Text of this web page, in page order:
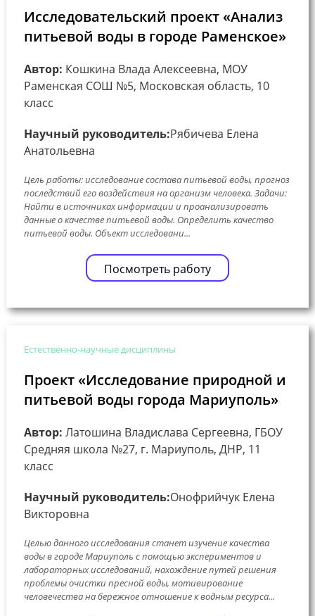
Исследовательский проект «Анализ
питьевой воды в городе Раменское»
Автор: Кошкина Влада Алексеевна, МОУ
Раменская СОШ №5, Московская область, 10
класс
Научный руководитель:Рябичева Елена
Анатольевна
Цель работы: исследование состава питьевой воды, прогноз
последствий его воздействия на организм человека. Задачи:
Найти в источниках информации и проанализировать
данные о качестве питьевой воды. Определить качество
питьевой воды. Объект исследовани...
Посмотреть работу
Естественно-научные дисциплины
Проект «Исследование природной и
питьевой воды города Мариуполь»
Автор: Латошина Владислава Сергеевна, ГБОУ
Средняя школа №27, г. Мариуполь, ДНР, 11
класс
Научный руководитель:Онофрийчук Елена
Викторовна
Целью данного исследования станет изучение качества
воды в городе Мариуполь с помощью экспериментов и
лабораторных исследований, нахождение путей решения
проблемы очистки пресной воды, мотивирование
человечества на бережное отношение к водным ресурса...